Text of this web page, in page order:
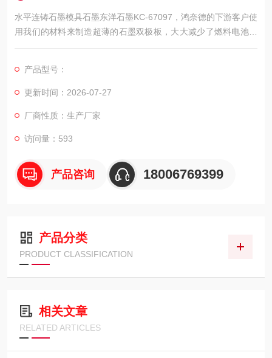
水平连铸石墨模具石墨东洋石墨KC-67097，鸿奈德的下游客户使
用我们的材料来制造超薄的石墨双极板，大大减少了燃料电池堆
的体积和重量，产品远销美国、加拿大、意大利、韩国等国家，
产品型号：
更新时间：2026-07-27
厂商性质：生产厂家
访问量：593
产品咨询 18006769399
产品分类
PRODUCT CLASSIFICATION
相关文章
RELATED ARTICLES